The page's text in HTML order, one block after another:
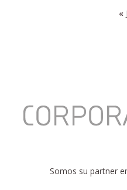
«
Somos su partner
SOBRE
LA